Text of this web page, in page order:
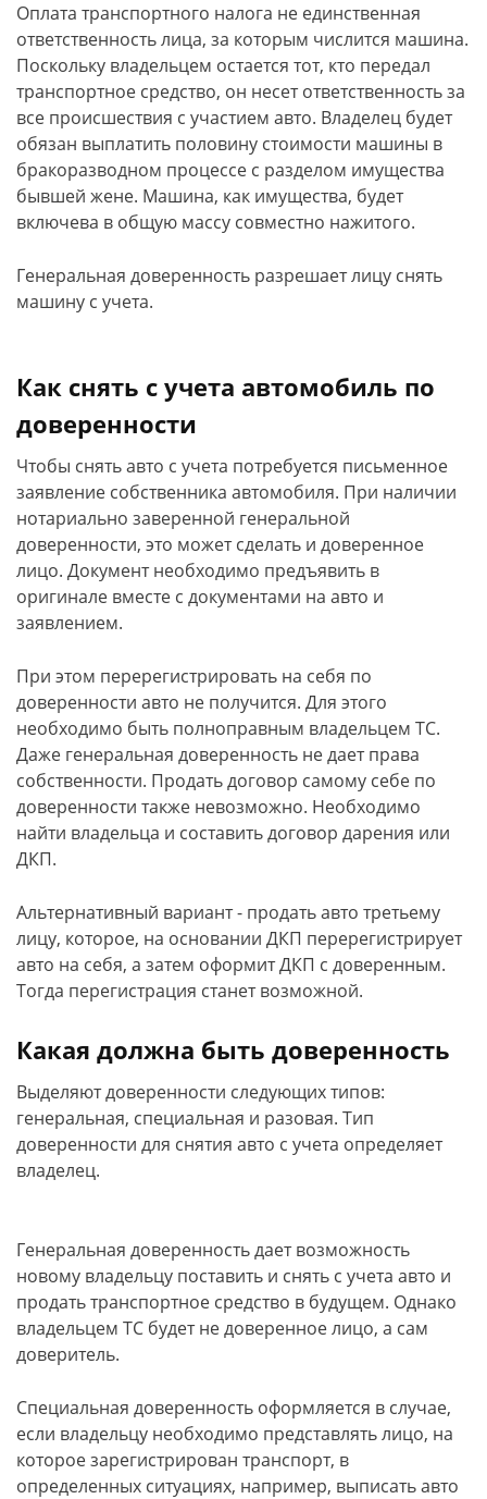
Оплата транспортного налога не единственная
ответственность лица, за которым числится машина.
Поскольку владельцем остается тот, кто передал
транспортное средство, он несет ответственность за
все происшествия с участием авто. Владелец будет
обязан выплатить половину стоимости машины в
бракоразводном процессе с разделом имущества
бывшей жене. Машина, как имущества, будет
включева в общую массу совместно нажитого.
Генеральная доверенность разрешает лицу снять
машину с учета.
Как снять с учета автомобиль по
доверенности
Чтобы снять авто с учета потребуется письменное
заявление собственника автомобиля. При наличии
нотариально заверенной генеральной
доверенности, это может сделать и доверенное
лицо. Документ необходимо предъявить в
оригинале вместе с документами на авто и
заявлением.
При этом перерегистрировать на себя по
доверенности авто не получится. Для этого
необходимо быть полноправным владельцем ТС.
Даже генеральная доверенность не дает права
собственности. Продать договор самому себе по
доверенности также невозможно. Необходимо
найти владельца и составить договор дарения или
ДКП.
Альтернативный вариант - продать авто третьему
лицу, которое, на основании ДКП перерегистрирует
авто на себя, а затем оформит ДКП с доверенным.
Тогда перегистрация станет возможной.
Какая должна быть доверенность
Выделяют доверенности следующих типов:
генеральная, специальная и разовая. Тип
доверенности для снятия авто с учета определяет
владелец.
Генеральная доверенность дает возможность
новому владельцу поставить и снять с учета авто и
продать транспортное средство в будущем. Однако
владельцем ТС будет не доверенное лицо, а сам
доверитель.
Специальная доверенность оформляется в случае,
если владельцу необходимо представлять лицо, на
которое зарегистрирован транспорт, в
определенных ситуациях, например, выписать авто